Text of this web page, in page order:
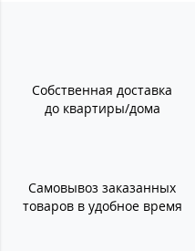
Собственная доставка
до квартиры/дома
Самовывоз заказанных
товаров в удобное время